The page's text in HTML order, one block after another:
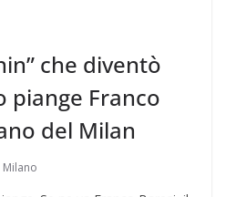
che diventò
piange Franco
del Milan
Milano